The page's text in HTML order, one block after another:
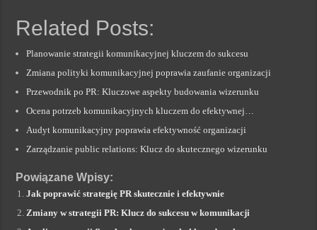
Related Posts:
Planowanie strategii komunikacyjnej kluczem do sukcesu
Zmiana polityki komunikacyjnej poprawia zaufanie organizacji
Przewodnik po PR: Kluczowe aspekty budowania wizerunku
Ocena potrzeb komunikacyjnych kluczem do efektywnej…
Audyt komunikacyjny poprawia efektywność organizacji
Zarządzanie public relations: Klucz do skutecznego wizerunku
Powiązane Wpisy:
Jak poprawić strategię PR skutecznie i efektywnie
Zmiany w strategii PR: Klucz do sukcesu w komunikacji